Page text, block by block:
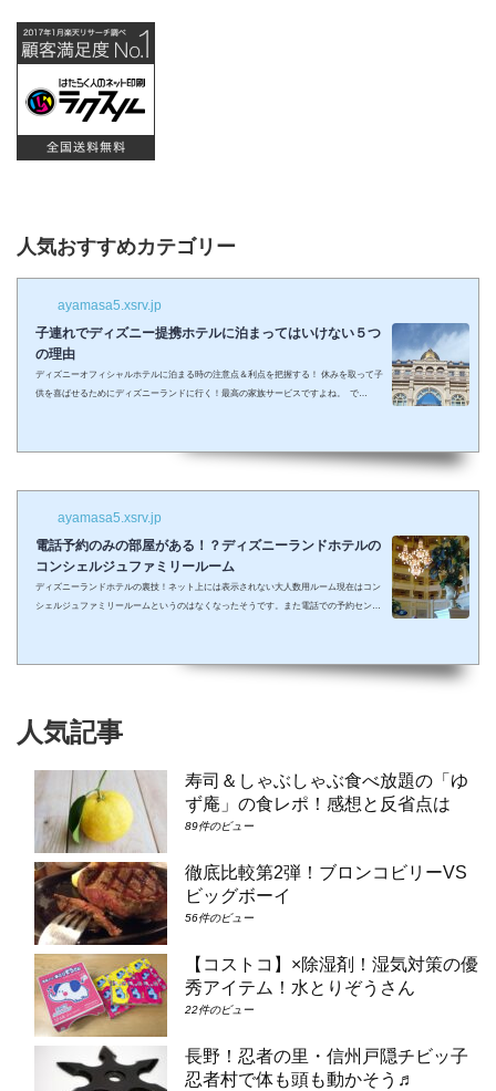
人気おすすめカテゴリー
ayamasa5.xsrv.jp
子連れでディズニー提携ホテルに泊まってはいけない５つ
の理由
ディズニーオフィシャルホテルに泊まる時の注意点＆利点を把握する！ 休みを取って子
供を喜ばせるためにディズニーランドに行く！最高の家族サービスですよね。 で
ラした夢の国を可愛い我が子に見せたかったのに・・・。 そんな時、「ディズニーラ...
ayamasa5.xsrv.jp
電話予約のみの部屋がある！？ディズニーランドホテルの
コンシェルジュファミリールーム
ディズニーランドホテルの裏技！ネット上には表示されない大人数用ルーム現在はコン
シェルジュファミリールームというのはなくなったそうです。また電話での予約センタ
ュ・スーペリアルーム（パークビュー）（7-8階）④コンシェルジュ・デラックスルー
人気記事
寿司＆しゃぶしゃぶ食べ放題の「ゆ
ず庵」の食レポ！感想と反省点は
89件のビュー
徹底比較第2弾！ブロンコビリーVS
ビッグボーイ
56件のビュー
【コストコ】×除湿剤！湿気対策の優
秀アイテム！水とりぞうさん
22件のビュー
長野！忍者の里・信州戸隠チビッ子
忍者村で体も頭も動かそう♬